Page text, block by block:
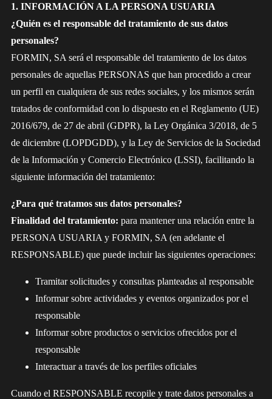
1. INFORMACIÓN A LA PERSONA USUARIA
¿Quién es el responsable del tratamiento de sus datos
personales?
FORMIN, SA será el responsable del tratamiento de los datos
personales de aquellas PERSONAS que han procedido a crear
un perfil en cualquiera de sus redes sociales, y los mismos serán
tratados de conformidad con lo dispuesto en el Reglamento (UE)
2016/679, de 27 de abril (GDPR), la Ley Orgánica 3/2018, de 5
de diciembre (LOPDGDD), y la Ley de Servicios de la Sociedad
de la Información y Comercio Electrónico (LSSI), facilitando la
siguiente información del tratamiento:
¿Para qué tratamos sus datos personales?
Finalidad del tratamiento: para mantener una relación entre la
PERSONA USUARIA y FORMIN, SA (en adelante el
RESPONSABLE) que puede incluir las siguientes operaciones:
Tramitar solicitudes y consultas planteadas al responsable
Informar sobre actividades y eventos organizados por el
responsable
Informar sobre productos o servicios ofrecidos por el
responsable
Interactuar a través de los perfiles oficiales
Cuando el RESPONSABLE recopile y trate datos personales a